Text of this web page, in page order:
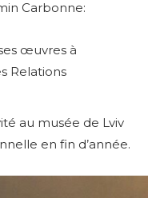
Carbonne:
œuvres à
Relations
au musée de Lviv
en fin d’année.